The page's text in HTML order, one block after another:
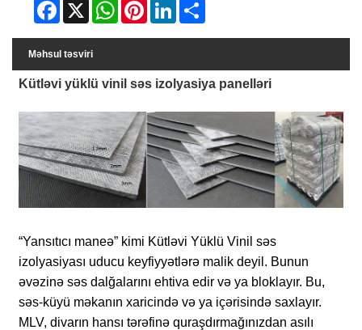
Facebook WhatsAppPinterestLinkedIn
Məhsul təsviri
Kütləvi yüklü vinil səs izolyasiya panelləri
“Yansıtıcı maneə” kimi Kütləvi Yüklü Vinil səs
izolyasiyası uducu keyfiyyətlərə malik deyil. Bunun
əvəzinə səs dalğalarını ehtiva edir və ya bloklayır. Bu,
səs-küyü məkanın xaricində və ya içərisində saxlayır.
MLV, divarın hansı tərəfinə quraşdırmağınızdan asılı